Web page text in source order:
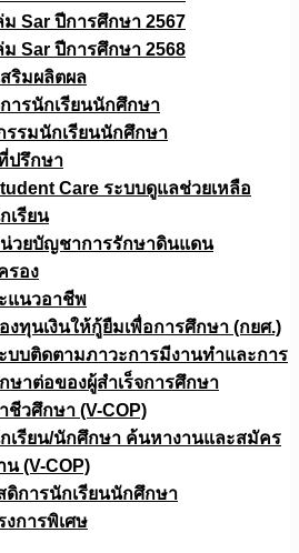
ม Sar ปีการศึกษา 2567
ม Sar ปีการศึกษา 2568
สริมผลิตผล
ารนักเรียนนักศึกษา
รรมนักเรียนนักศึกษา
ปรึกษา
Care ระบบดูแลช่วยเหลือ
เรียน
วยบัญชาการรักษาดินแดน
รอง
แนวอาชีพ
งทุนเงินให้กู้ยืมเพื่อการศึกษา (กยศ.)
บบติดตามภาวะการมีงานทำและการ
ษาต่อของผู้สำเร็จการศึกษา
ชีวศึกษา (V-COP)
เรียน/นักศึกษา ค้นหางานและสมัคร
น (V-COP)
ดิการนักเรียนนักศึกษา
งการพิเศษ